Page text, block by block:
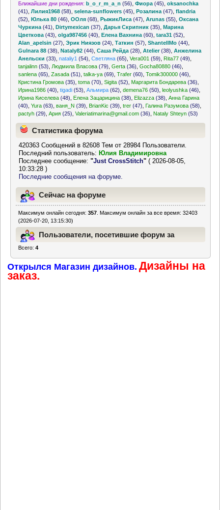
Ближайшие дни рождения: b_o_r_m_a_n (56) ,Фиора (45) ,oksanochka
(41) ,Лилия1968 (58) ,selena-sunflowers (45) ,Розалина (47) ,flandria
(52) ,Юлька 80 (46) ,ООля (68) ,РыжикЛиса (47) ,Arunas (55) ,Оксана
Чуркина (41) ,Dirtymexican (37) ,Дарья Скрипник (35) ,Марина
Цветкова (43) ,olga987456 (40) ,Елена Вахнина (60) ,tara31 (52)
Alan_apelsin (27) ,Эрик Ниязов (24) ,Таткин (57) ,ShantellMo (44)
Gulnara 88 (38) ,Nataly82 (44) ,Саша Рейда (28) ,Atelier(38) ,Анжелина
Анельски (33) ,nataliy1 (54) ,Светляна (65) ,Vera001 (59) Rita77 (49)
tanjalinn (53) Людмила Власова (79) ,Gerta (36) ,Gocha80880 (46)
sanlena (65) ,Zasada (51) ,talka-ya (69) ,Trafer (60) ,Tomik300000 (46)
Кристина Громова (35) ,toma (70) ,Sigita (52) Маргарита Бондарева (36)
Ирина1986 (40) ,tigadi (53) ,Альмира (62) ,demena76 (50) ,leolyushka (46)
Ирина Киселева (48) Елена Зацарицина (38) Elizazza (38) ,Анна Гарина
(40) ,Yura (63) ,ваня_N (39) BrianKic (39) ,trer (47) Галина Разумова (58)
pactyh (29) ,Ария (25) ,Valeriatimarina@gmail.com (36) Nataly Shteyn (53)
Статистика форума
420363 Сообщений в 82608 Тем от 28984 Пользователи.
Последний пользователь: Юлия Владимировна
Последнее сообщение:"Just CrossStitch" ( 2026-08-05,
10:33:28 )
Последние сообщения на форуме.
Сейчас на форуме
Максимум онлайн сегодня:357 . Максимум онлайн за все время: 32403
(2026-07-20, 13:15:30)
Пользователи, посетившие форум за
Всего:4
Открылся Магазин дизайнов. Дизайны на
заказ.